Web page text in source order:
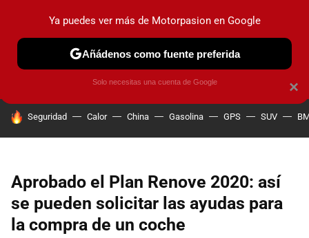
PRUEBAS COCHES ELÉCTRICOS OBSERVATORIO
HOY SE HABLA DE
Seguridad Calor China Gasolina GPS SUV
Aprobado el Plan Renove 2020: así
se pueden solicitar las ayudas para
la compra de un coche
×
Ya puedes ver más de Motorpasion en Google
Añádenos como fuente preferida
Solo necesitas una cuenta de Google